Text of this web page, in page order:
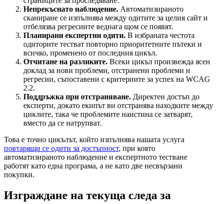
Непрекъснато наблюдение. Автоматизираното
сканиране се изпълнява между одитите за целия сайт и
отбелязва регресиите веднага щом се появят.
Планирани експертни одити. В избраната честота
одиторите тестват повторно приоритетните пътеки и
всичко, променено от последния цикъл.
Отчитане на разликите. Всеки цикъл произвежда ясен
доклад за нови проблеми, отстранени проблеми и
регресии, съпоставени с критериите за успех на WCAG
2.2.
Поддръжка при отстраняване. Директен достъп до
експерти, докато екипът ви отстранява находките между
циклите, така че проблемите наистина се затварят,
вместо да се натрупват.
Това е точно цикълът, който изпълнява нашата услуга
повтарящи се одити за достъпност, при която
автоматизираното наблюдение и експертното тестване
работят като една програма, а не като две несвързани
покупки.
Изграждане на текуща следа за